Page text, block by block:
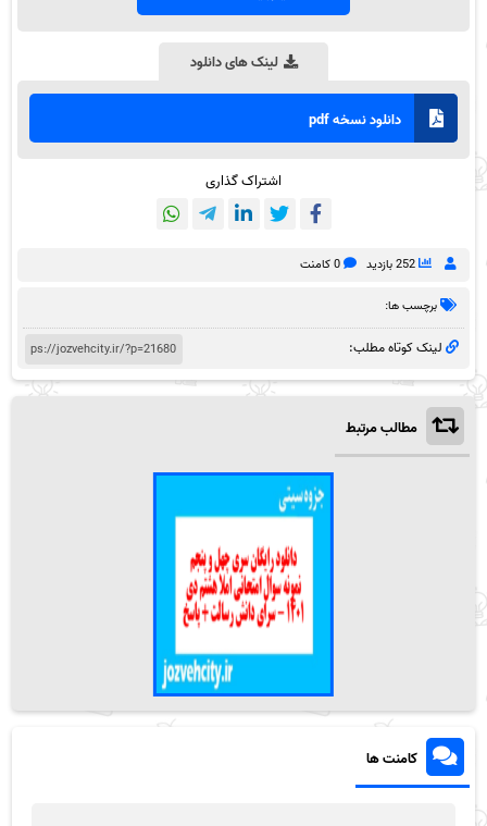
لینک های دانلود
دانلود نسخه pdf
اشتراک گذاری
252 بازدید 0 کامنت
برچسب ها:
لینک کوتاه مطلب:
مطالب مرتبط
کامنت ها